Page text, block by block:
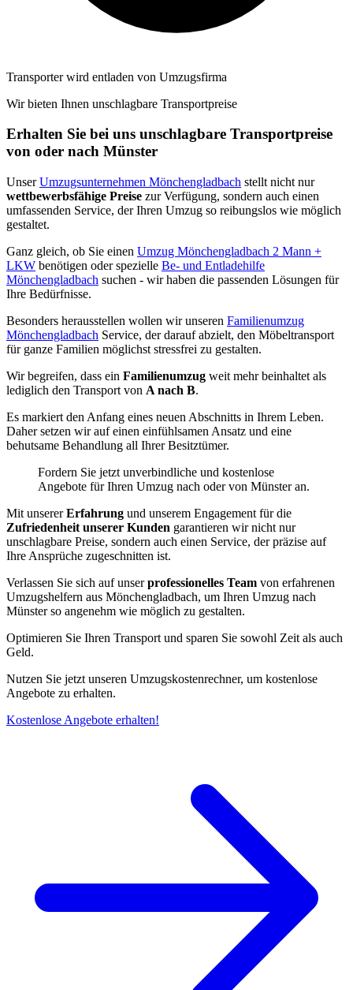
Transporter wird entladen von Umzugsfirma
Wir bieten Ihnen unschlagbare Transportpreise
Erhalten Sie bei uns unschlagbare Transportpreise
von oder nach Münster
UnserUmzugsunternehmen Mönchengladbach stellt nicht nur
wettbewerbsfähige Preise zur Verfügung, sondern auch einen
umfassenden Service, der Ihren Umzug so reibungslos wie möglich
gestaltet.
Ganz gleich, ob Sie einen Umzug Mönchengladbach 2 Mann +
LKW benötigen oder spezielle Be- und Entladehilfe
Mönchengladbach suchen - wir haben die passenden Lösungen für
Ihre Bedürfnisse.
Besonders herausstellen wollen wir unseren Familienumzug
Mönchengladbach Service, der darauf abzielt, den Möbeltransport
für ganze Familien möglichst stressfrei zu gestalten.
Wir begreifen, dass ein Familienumzug weit mehr beinhaltet als
lediglich den Transport von A nach B.
Es markiert den Anfang eines neuen Abschnitts in Ihrem Leben.
Daher setzen wir auf einen einfühlsamen Ansatz und eine
behutsame Behandlung all Ihrer Besitztümer.
Fordern Sie jetzt unverbindliche und kostenlose
Angebote für Ihren Umzug nach oder von Münster an.
Mit unsererErfahrung und unserem Engagement für die
Zufriedenheit unserer Kunden garantieren wir nicht nur
unschlagbare Preise, sondern auch einen Service, der präzise auf
Ihre Ansprüche zugeschnitten ist.
Verlassen Sie sich auf unserprofessionelles Team von erfahrenen
Umzugshelfern aus Mönchengladbach, um Ihren Umzug nach
Münster so angenehm wie möglich zu gestalten.
Optimieren Sie Ihren Transport und sparen Sie sowohl Zeit als auch
Geld.
Nutzen Sie jetzt unseren Umzugskostenrechner, um kostenlose
Angebote zu erhalten.
Kostenlose Angebote erhalten!